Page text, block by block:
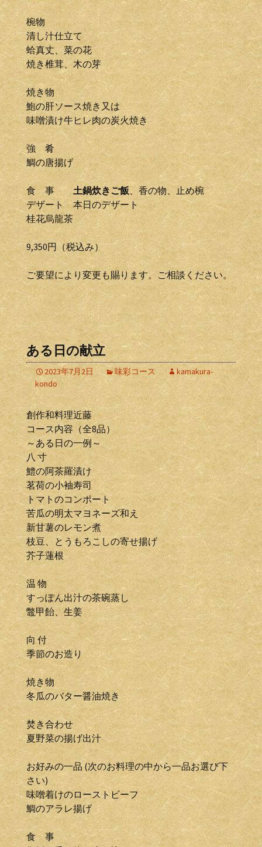
椀物
清し汁仕立て
蛤真丈、菜の花
焼き椎茸、木の芽
焼き物
鮑の肝ソース焼き又は
味噌漬け牛ヒレ肉の炭火焼き
強 肴
鯛の唐揚げ
食 事土鍋炊きご飯、香の物、止め椀
デザート 本日のデザート
桂花烏龍茶
9,350円（税込み）
ご要望により変更も賜ります。ご相談ください。
ある日の献立
2023年7月2日 味彩コース
kamakura-
kondo
創作和料理近藤
コース内容（全8品）
～ある日の一例～
八 寸
鱧の阿茶羅漬け
茗荷の小袖寿司
トマトのコンポート
苦瓜の明太マヨネーズ和え
新甘薯のレモン煮
枝豆、とうもろこしの寄せ揚げ
芥子蓮根
温 物
すっぽん出汁の茶碗蒸し
鼈甲飴、生姜
向 付
季節のお造り
焼き物
冬瓜のバター醤油焼き
焚き合わせ
夏野菜の揚げ出汁
お好みの一品 (次のお料理の中から一品お選び下
さい)
味噌着けのローストビーフ
鯛のアラレ揚げ
食 事